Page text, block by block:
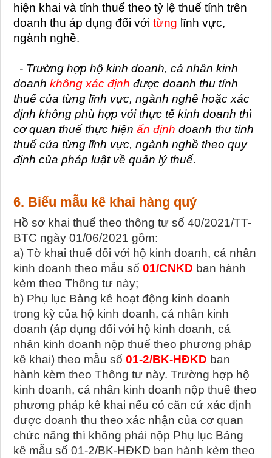
hiện khai và tính thuế theo tỷ lệ thuế tính trên
doanh thu áp dụng đối với từng lĩnh vực,
ngành nghề.
- Trường hợp hộ kinh doanh, cá nhân kinh
doanh không xác định được doanh thu tính
thuế của từng lĩnh vực, ngành nghề hoặc xác
định không phù hợp với thực tế kinh doanh thì
cơ quan thuế thực hiện ấn định doanh thu tính
thuế của từng lĩnh vực, ngành nghề theo quy
định của pháp luật về quản lý thuế.
6. Biểu mẫu kê khai hàng quý
Hồ sơ khai thuế theo thông tư số 40/2021/TT-
BTC ngày 01/06/2021 gồm:
a) Tờ khai thuế đối với hộ kinh doanh, cá nhân
kinh doanh theo mẫu số 01/CNKD ban hành
kèm theo Thông tư này;
b) Phụ lục Bảng kê hoạt động kinh doanh
trong kỳ của hộ kinh doanh, cá nhân kinh
doanh (áp dụng đối với hộ kinh doanh, cá
nhân kinh doanh nộp thuế theo phương pháp
kê khai) theo mẫu số 01-2/BK-HĐKD ban
hành kèm theo Thông tư này. Trường hợp hộ
kinh doanh, cá nhân kinh doanh nộp thuế theo
phương pháp kê khai nếu có căn cứ xác định
được doanh thu theo xác nhận của cơ quan
chức năng thì không phải nộp Phụ lục Bảng
kê mẫu số 01-2/BK-HĐKD ban hành kèm theo